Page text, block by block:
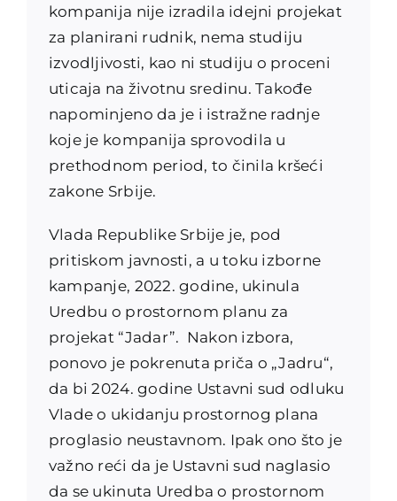
kompanija nije izradila idejni projekat
za planirani rudnik, nema studiju
izvodljivosti, kao ni studiju o proceni
uticaja na životnu sredinu. Takođe
napominjeno da je i istražne radnje
koje je kompanija sprovodila u
prethodnom period, to činila kršeći
zakone Srbije.
Vlada Republike Srbije je, pod
pritiskom javnosti, a u toku izborne
kampanje, 2022. godine, ukinula
Uredbu o prostornom planu za
projekat “Jadar”. Nakon izbora,
ponovo je pokrenuta priča o „Jadru“,
da bi 2024. godine Ustavni sud odluku
Vlade o ukidanju prostornog plana
proglasio neustavnom. Ipak ono što je
važno reći da je Ustavni sud naglasio
da se ukinuta Uredba o prostornom